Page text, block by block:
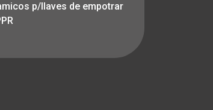
p/llaves de empotrar